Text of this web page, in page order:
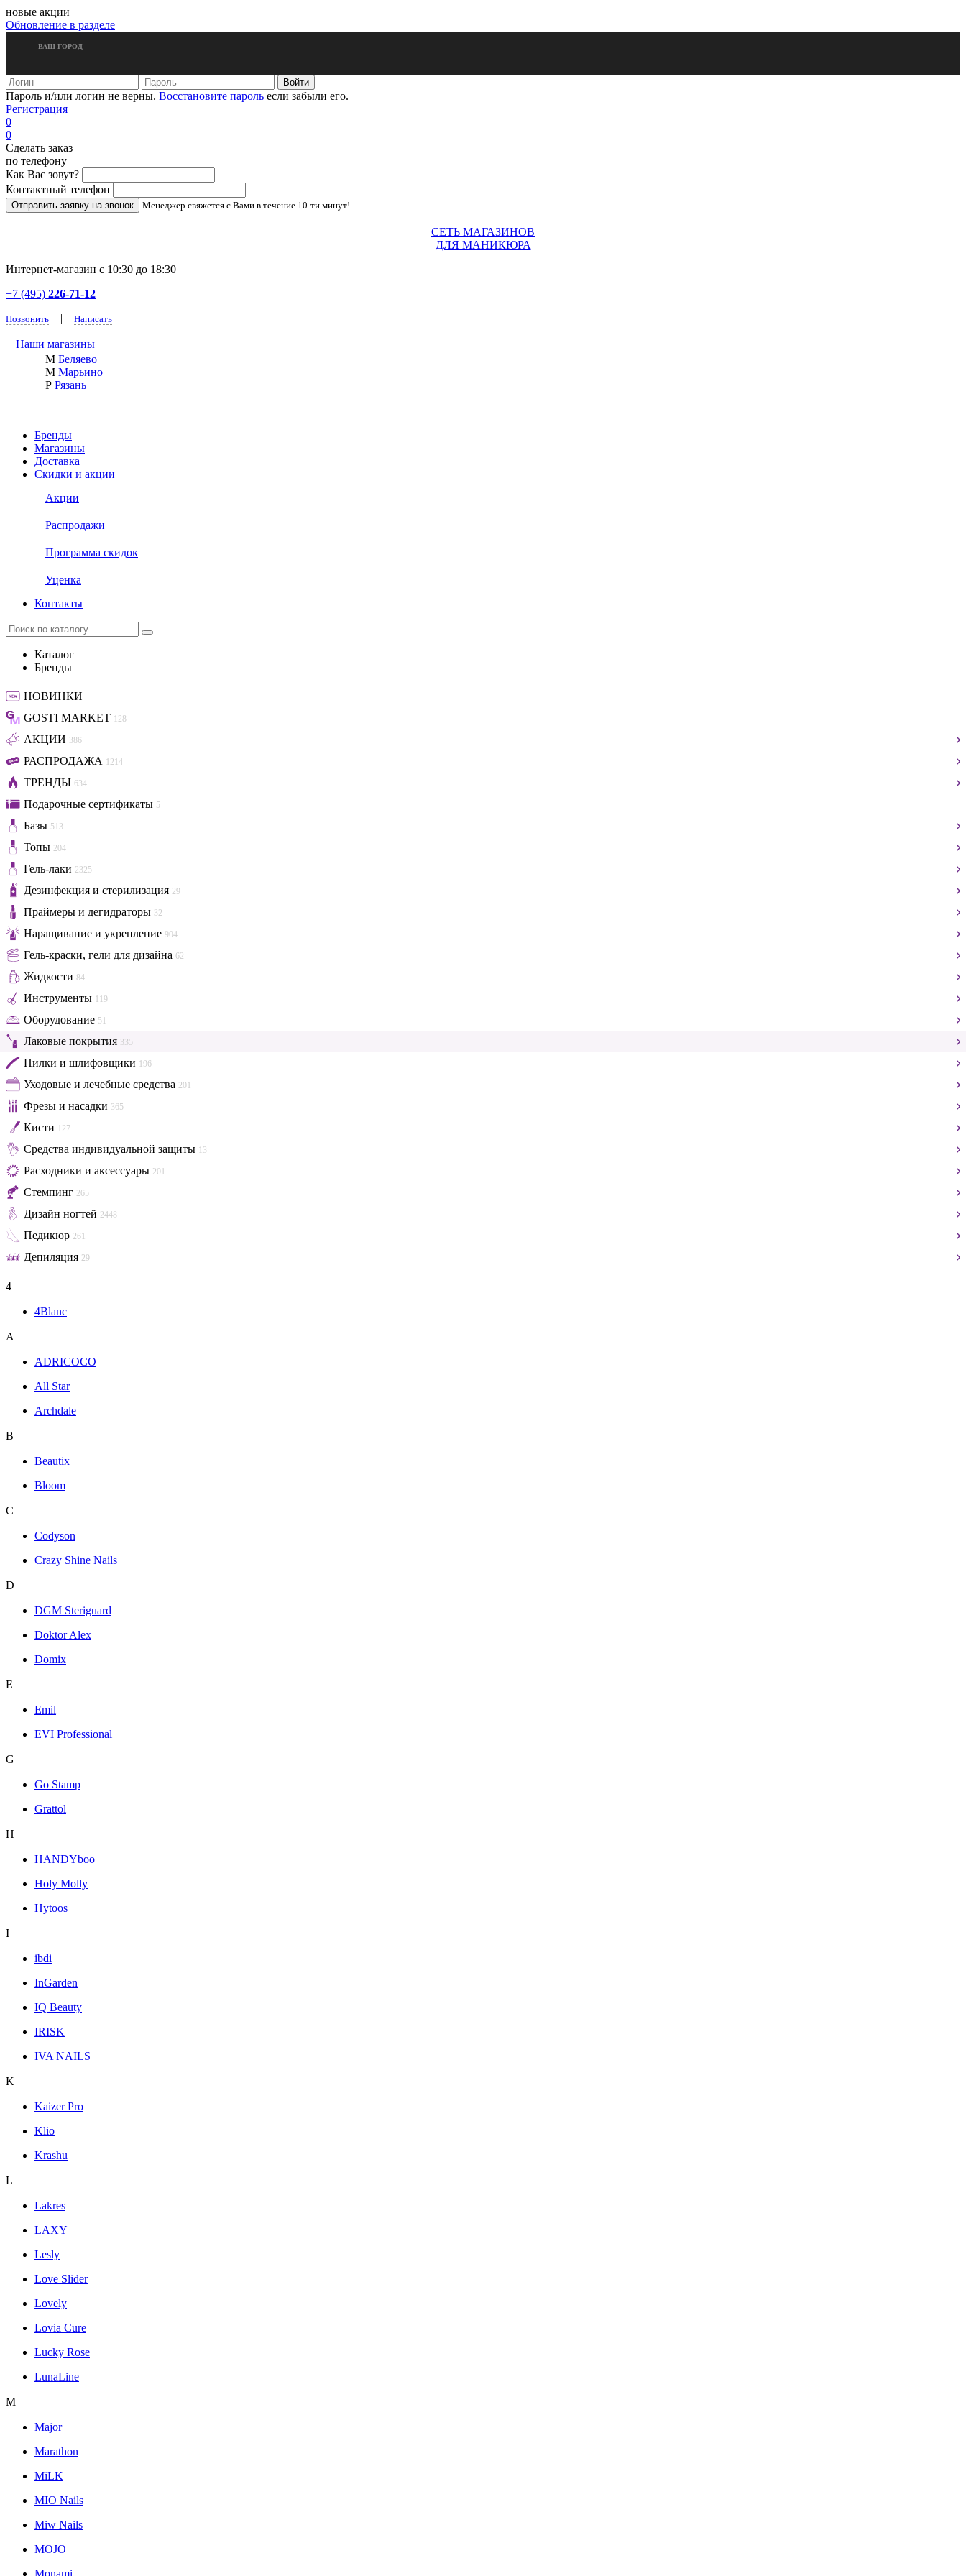
новые акции
Обновление в разделе
ВАШ ГОРОД
Пароль и/или логин не верны. Восстановите пароль если забыли его.
Регистрация
0
0
Сделать заказ
по телефону
Как Вас зовут?
Контактный телефон
Менеджер свяжется с Вами в течение 10-ти минут!
СЕТЬ МАГАЗИНОВ
ДЛЯ МАНИКЮРА
Интернет-магазин с 10:30 до 18:30
+7 (495) 226-71-12
Позвонить | Написать
Наши магазины
М Беляево
М Марьино
Р Рязань
Бренды
Магазины
Доставка
Скидки и акции
Акции
Распродажи
Программа скидок
Уценка
Контакты
Каталог
Бренды
НОВИНКИ
GOSTI MARKET 128
АКЦИИ 386
РАСПРОДАЖА 1214
ТРЕНДЫ 634
Подарочные сертификаты 5
Базы 513
Топы 204
Гель-лаки 2325
Дезинфекция и стерилизация 29
Праймеры и дегидраторы 32
Наращивание и укрепление 904
Гель-краски, гели для дизайна 62
Жидкости 84
Инструменты 119
Оборудование 51
Лаковые покрытия 335
Пилки и шлифовщики 196
Уходовые и лечебные средства 201
Фрезы и насадки 365
Кисти 127
Средства индивидуальной защиты 13
Расходники и аксессуары 201
Стемпинг 265
Дизайн ногтей 2448
Педикюр 261
Депиляция 29
4
4Blanc
A
ADRICOCO
All Star
Archdale
B
Beautix
Bloom
C
Codyson
Crazy Shine Nails
D
DGM Steriguard
Doktor Alex
Domix
E
Emil
EVI Professional
G
Go Stamp
Grattol
H
HANDYboo
Holy Molly
Hytoos
I
ibdi
InGarden
IQ Beauty
IRISK
IVA NAILS
K
Kaizer Pro
Klio
Krashu
L
Lakres
LAXY
Lesly
Love Slider
Lovely
Lovia Cure
Lucky Rose
LunaLine
M
Major
Marathon
MiLK
MIO Nails
Miw Nails
MOJO
Monami